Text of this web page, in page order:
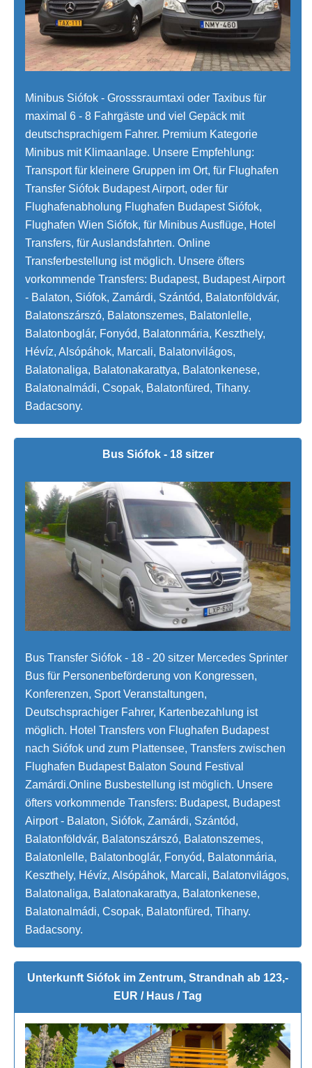
Minibus Siófok - Grosssraumtaxi oder Taxibus für
maximal 6 - 8 Fahrgäste und viel Gepäck mit
deutschsprachigem Fahrer. Premium Kategorie
Minibus mit Klimaanlage. Unsere Empfehlung:
Transport für kleinere Gruppen im Ort, für Flughafen
Transfer Siófok Budapest Airport, oder für
Flughafenabholung Flughafen Budapest Siófok,
Flughafen Wien Siófok, für Minibus Ausflüge, Hotel
Transfers, für Auslandsfahrten. Online
Transferbestellung ist möglich. Unsere öfters
vorkommende Transfers: Budapest, Budapest Airport
- Balaton, Siófok, Zamárdi, Szántód, Balatonföldvár,
Balatonszárszó, Balatonszemes, Balatonlelle,
Balatonboglár, Fonyód, Balatonmária, Keszthely,
Hévíz, Alsópáhok, Marcali, Balatonvilágos,
Balatonaliga, Balatonakarattya, Balatonkenese,
Balatonalmádi, Csopak, Balatonfüred, Tihany.
Badacsony.
Bus Siófok - 18 sitzer
Bus Transfer Siófok - 18 - 20 sitzer Mercedes Sprinter
Bus für Personenbeförderung von Kongressen,
Konferenzen, Sport Veranstaltungen,
Deutschsprachiger Fahrer, Kartenbezahlung ist
möglich. Hotel Transfers von Flughafen Budapest
nach Siófok und zum Plattensee, Transfers zwischen
Flughafen Budapest Balaton Sound Festival
Zamárdi.Online Busbestellung ist möglich. Unsere
öfters vorkommende Transfers: Budapest, Budapest
Airport - Balaton, Siófok, Zamárdi, Szántód,
Balatonföldvár, Balatonszárszó, Balatonszemes,
Balatonlelle, Balatonboglár, Fonyód, Balatonmária,
Keszthely, Hévíz, Alsópáhok, Marcali, Balatonvilágos,
Balatonaliga, Balatonakarattya, Balatonkenese,
Balatonalmádi, Csopak, Balatonfüred, Tihany.
Badacsony.
Unterkunft Siófok im Zentrum, Strandnah ab 123,-
EUR / Haus / Tag